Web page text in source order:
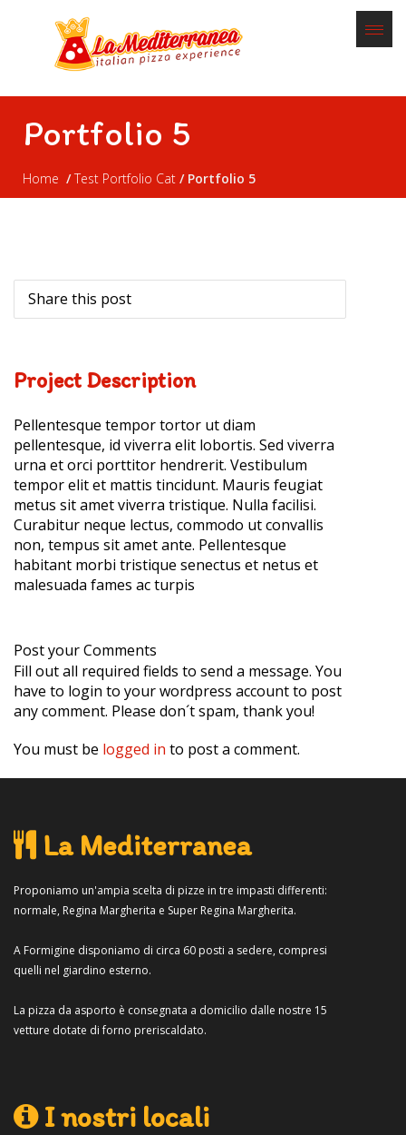
Portfolio 5
Home Test Portfolio Cat Portfolio 5
Share this post
Project Description
Pellentesque tempor tortor ut diam
pellentesque, id viverra elit lobortis. Sed viverra
urna et orci porttitor hendrerit. Vestibulum
tempor elit et mattis tincidunt. Mauris feugiat
metus sit amet viverra tristique. Nulla facilisi.
Curabitur neque lectus, commodo ut convallis
non, tempus sit amet ante. Pellentesque
habitant morbi tristique senectus et netus et
malesuada fames ac turpis
Post your Comments
Fill out all required fields to send a message. You
have to login to your wordpress account to post
any comment. Please don´t spam, thank you!
You must be logged in to post a comment.
La Mediterranea
Proponiamo un'ampia scelta di pizze in tre impasti differenti:
normale, Regina Margherita e Super Regina Margherita.
A Formigine disponiamo di circa 60 posti a sedere, compresi
quelli nel giardino esterno.
La pizza da asporto è consegnata a domicilio dalle nostre 15
vetture dotate di forno preriscaldato.
I nostri locali